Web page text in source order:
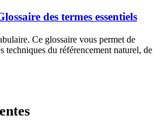
des termes essentiels
Ce glossaire vous permet de
techniques du référencement naturel, de